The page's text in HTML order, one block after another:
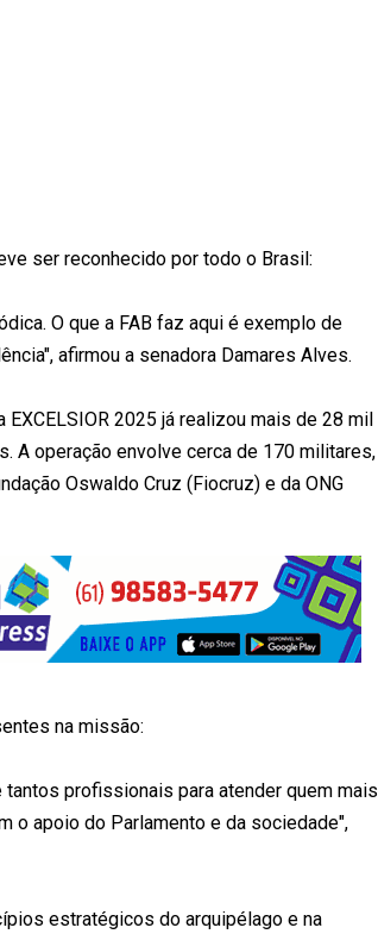
ser reconhecido por todo o Brasil:
O que a FAB faz aqui é exemplo de
afirmou a senadora Damares Alves.
2025 já realizou mais de 28 mil
A operação envolve cerca de 170 militares,
Oswaldo Cruz (Fiocruz) e da ONG
na missão:
profissionais para atender quem mais
o apoio do Parlamento e da sociedade",
estratégicos do arquipélago e na